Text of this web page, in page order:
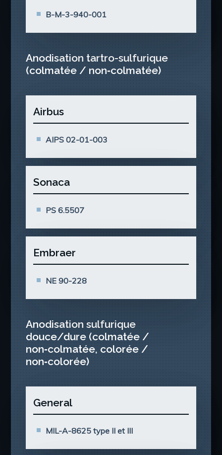
B-M-3-940-001
Anodisation tartro-sulfurique
(colmatée / non‑colmatée)
Airbus
AIPS 02-01-003
Sonaca
PS 6.5507
Embraer
NE 90-228
Anodisation sulfurique
douce/dure (colmatée /
non‑colmatée, colorée /
non‑colorée)
General
MIL-A-8625 type II et III